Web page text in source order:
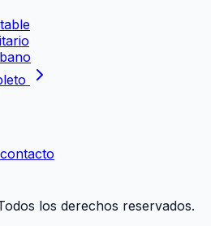
los derechos reservados.